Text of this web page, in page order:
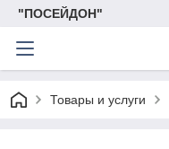
"ПОСЕЙДОН"
Товары и услуги